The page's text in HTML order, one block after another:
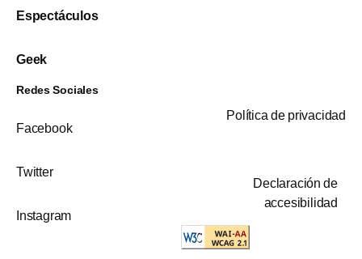
Espectáculos
Geek
Redes Sociales
Facebook
Twitter
Instagram
Política de privacidad
Declaración de
accesibilidad